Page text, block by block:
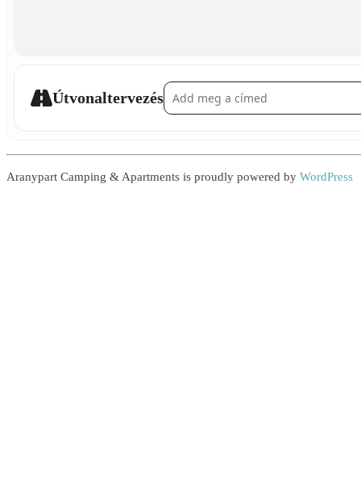
ÚtvonaltervezésAddress - Test of Courage []
Aranypart Camping & Apartments is proudly powered by WordPress